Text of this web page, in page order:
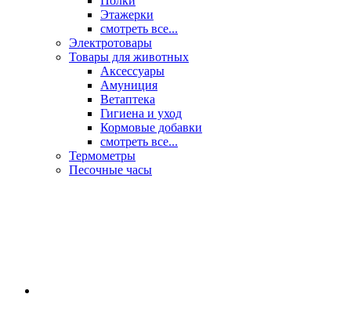
Этажерки
смотреть все...
Электротовары
Товары для животных
Аксессуары
Амуниция
Ветаптека
Гигиена и уход
Кормовые добавки
смотреть все...
Термометры
Песочные часы